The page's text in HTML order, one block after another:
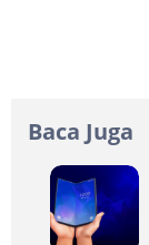
Baca Juga